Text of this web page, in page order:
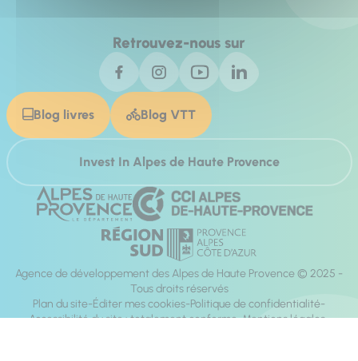
Retrouvez-nous sur
Blog livres Blog VTT
Invest In Alpes de Haute Provence
Agence de développement des Alpes de Haute Provence © 2025 -
Tous droits réservés
Plan du site Éditer mes cookies Politique de confidentialité
Accessibilité du site : totalement conforme Mentions légales